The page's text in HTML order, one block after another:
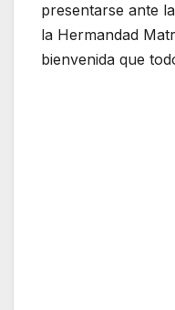
presentarse ante
la Hermandad
bienvenida que